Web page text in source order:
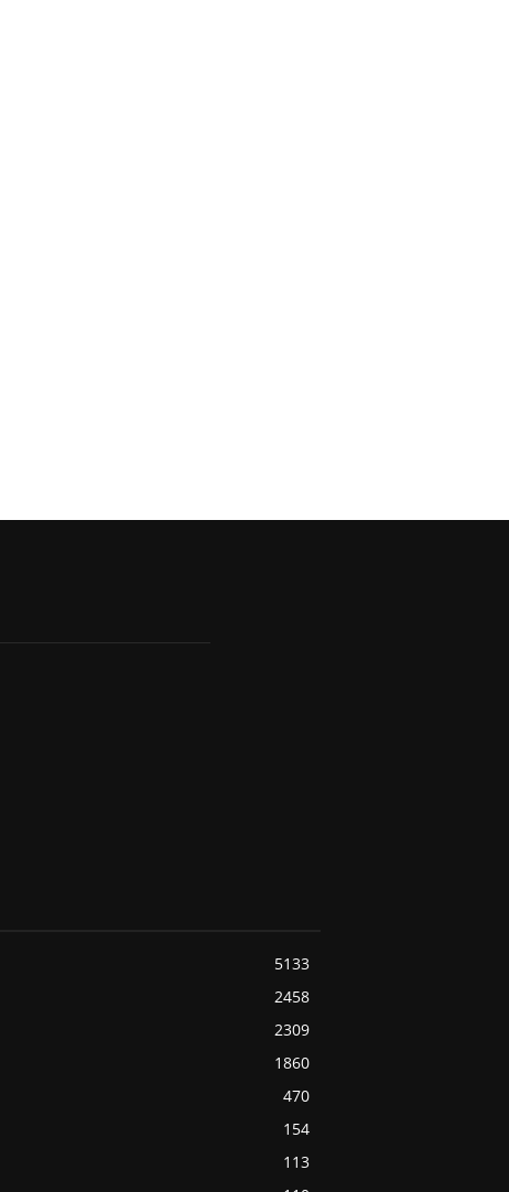
5133
2458
2309
1860
470
154
113